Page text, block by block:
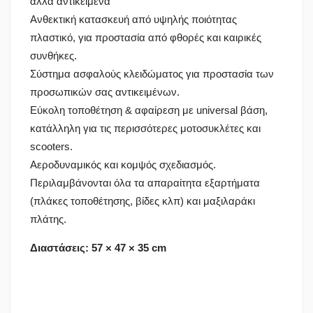
Ανθεκτική κατασκευή από υψηλής ποιότητας
πλαστικό, για προστασία από φθορές και καιρικές
συνθήκες.
Σύστημα ασφαλούς κλειδώματος για προστασία των
προσωπικών σας αντικειμένων.
Εύκολη τοποθέτηση & αφαίρεση με universal βάση,
κατάλληλη για τις περισσότερες μοτοσυκλέτες και
scooters.
Αεροδυναμικός και κομψός σχεδιασμός.
Περιλαμβάνονται όλα τα απαραίτητα εξαρτήματα
(πλάκες τοποθέτησης, βίδες κλπ) και μαξιλαράκι
πλάτης.
Διαστάσεις: 57 × 47 × 35 cm